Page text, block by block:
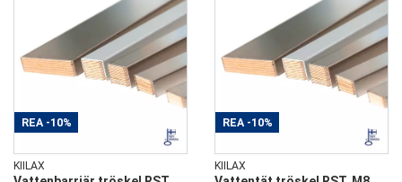
REA -10%
KIILAX
REA -10%
KIILAX